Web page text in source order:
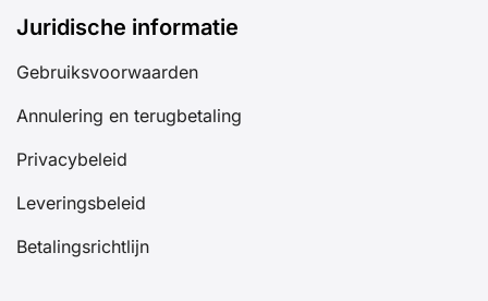
Juridische informatie
Gebruiksvoorwaarden
Annulering en terugbetaling
Privacybeleid
Leveringsbeleid
Betalingsrichtlijn